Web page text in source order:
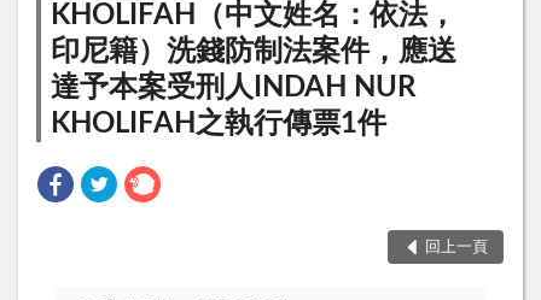
KHOLIFAH（中文姓名：依法，
印尼籍）洗錢防制法案件，應送
達予本案受刑人INDAH NUR
KHOLIFAH之執行傳票1件
回上一頁